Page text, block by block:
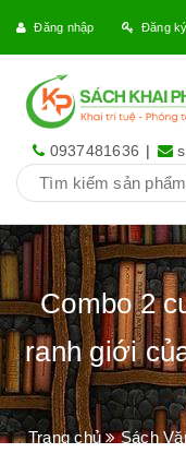
Đăng nhập Đăng ký
0937481636 |
Combo 2
ranh giới
Trang chủ Sách